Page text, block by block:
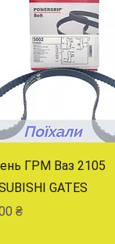
Быстрый просмотр
ГРМ Ваз 2105
GATES
₴